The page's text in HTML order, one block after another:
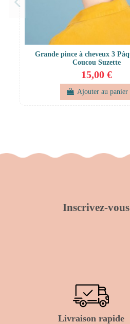
Grande pince à cheveux 3
Coucou Suzette
15,00 €
Ajouter au panier
Inscrivez-
Livraison rapide